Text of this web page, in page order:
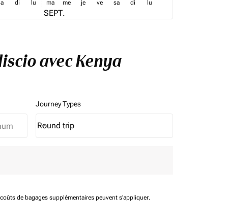
di lu ma
SEPT.
me je ve sa di lu
avec Kenya
Journey Types
Journey Types option Round trip Selected
Round trip
keyboard_arrow_down
de bagages supplémentaires peuvent s'appliquer.